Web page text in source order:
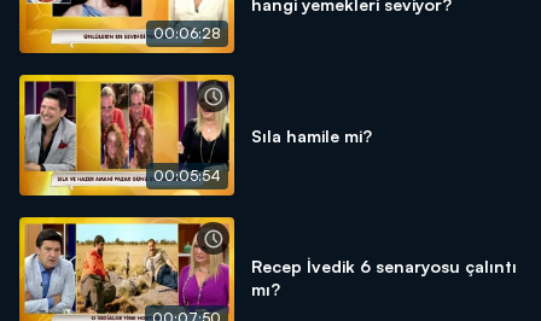
00:06:28
hangi yemekleri seviyor?
00:05:54
Sıla hamile mi?
Recep İvedik 6 senaryosu çalıntı
mı?